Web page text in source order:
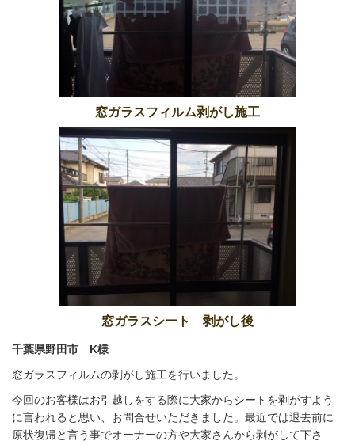
窓ガラスフィルム剥がし施工
窓ガラスシート 剥がし後
千葉県野田市 K様
窓ガラスフィルムの剥がし施工を行いました。
今回のお客様はお引越しをする際に大家からシートを剥がすよう
に言われると思い、お問合せいただきました。最近では退去前に
原状復帰と言う事でオーナーの方や大家さんから剥がして下さ